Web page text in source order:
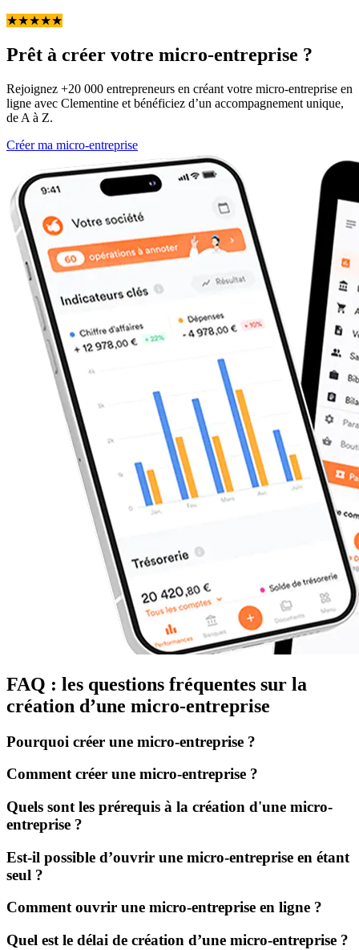
★★★★★
Prêt à créer votre micro-entreprise ?
Rejoignez +20 000 entrepreneurs en créant votre micro-entreprise en
ligne avec Clementine et bénéficiez d’un accompagnement unique,
de A à Z.
Créer ma micro-entreprise
FAQ : les questions fréquentes sur la
création d’une micro-entreprise
Pourquoi créer une micro-entreprise ?
Comment créer une micro-entreprise ?
Quels sont les prérequis à la création d'une micro-
entreprise ?
Est-il possible d’ouvrir une micro-entreprise en étant
seul ?
Comment ouvrir une micro-entreprise en ligne ?
Quel est le délai de création d’une micro-entreprise ?